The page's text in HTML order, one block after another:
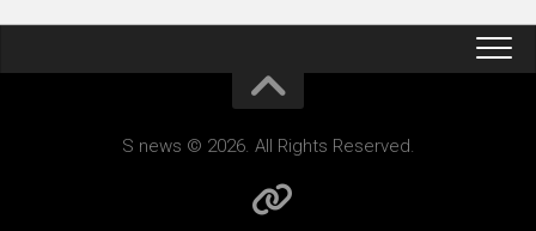
S news © 2026. All Rights Reserved.